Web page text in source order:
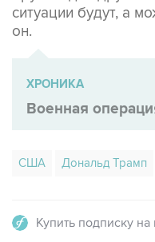
ситуации будут, а
он.
ХРОНИКА
Военная
США Дональд Трамп
Купить подписку